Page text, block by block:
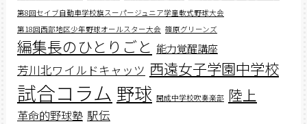
第8回セイブ自動車学校旗スーパージュニア学童軟式野球大会
第18回西部地区少年野球オールスター大会 篠原グリーンズ
編集長のひとりごと 能力覚醒講座
芳川北ワイルドキャッツ 西遠女子学園中学校
試合コラム 野球 開成中学校吹奏楽部 陸上
革命的野球塾 駅伝